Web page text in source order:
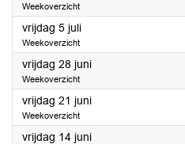
Weekoverzicht
vrijdag 5 juli2024
Weekoverzicht
vrijdag 28 juni2024
Weekoverzicht
vrijdag 21 juni2024
Weekoverzicht
vrijdag 14 juni2024